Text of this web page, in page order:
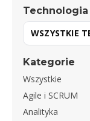
Technologia
Kategorie
Wszystkie
Agile i SCRUM
Analityka